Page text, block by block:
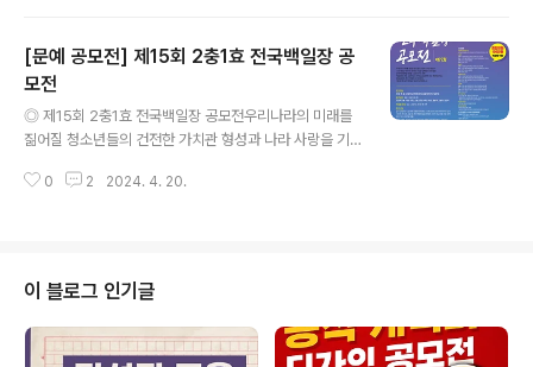
하고 행복에 관한 지혜를 나누고 싶다면 해남 행복 에세이
공모전에 참여해보셔요. ◎ 지원 자격국내에 거주하는 내‧
외국인 ◎ 모집 기간2024년 4월 11일(목) ~ 6월 10일
(월) ◎ 지원 방법원고: A4용지 10포인트 1장 내외, 한글
수처: 이메일 booksan25@naver.com ◎ 활동 내용수
[문예 공모전] 제15회 2충1효 전국백일장 공
모전
◎ 제15회 2충1효 전국백일장 공모전우리나라의 미래를
짊어질 청소년들의 건전한 가치관 형성과 나라 사랑을 기
재력을 발휘 할 수 있도록 하기 위해 적돌문학회 주최, 교육
금현 ◎ 참가 대상전국의 초·중·고등학교(재학생 및 동등학
력자)·일반인 ◎ 접수기간2024년 4월 8일(월) ~ 6월 8
일(토) 우편 또는 방문접수(당일 소인까지 인정) ◎ 주 제
『길』, 『그림자』, 『후회』 * 초등부 저(초등 3학년 이하), 초
0 2 2024. 4. 20.
이 블로그 인기글